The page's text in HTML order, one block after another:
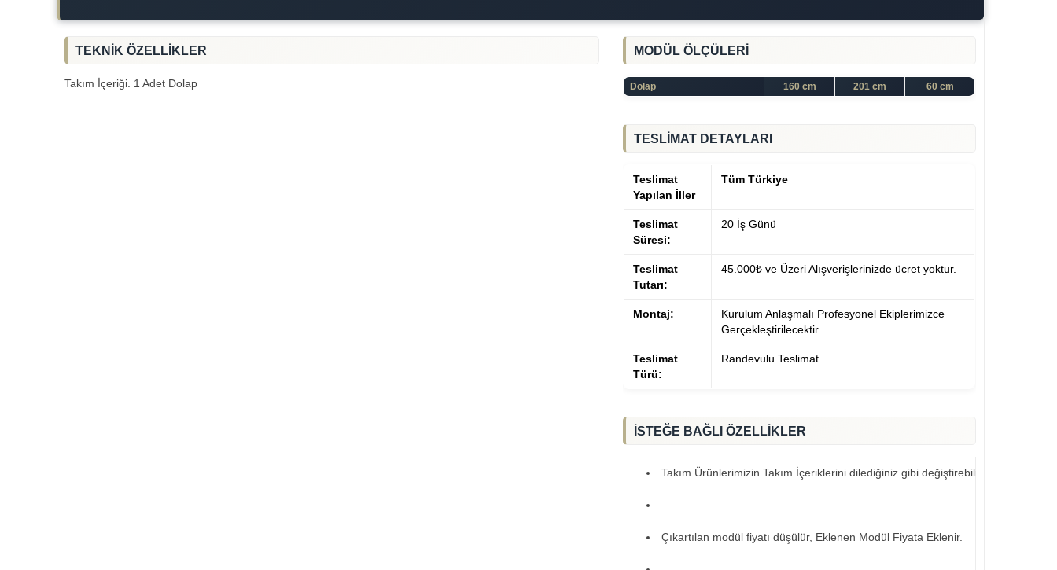
TEKNİK ÖZELLİKLER
Takım İçeriği. 1 Adet Dolap
MODÜL ÖLÇÜLERİ
Dolap 160 cm 201 cm 60 cm
TESLİMAT DETAYLARI
Teslimat
Yapılan İller
Tüm Türkiye
Teslimat
Süresi:
20 İş Günü
Teslimat
Tutarı:
45.000₺ ve Üzeri Alışverişlerinizde ücret yoktur.
Montaj:
Kurulum Anlaşmalı Profesyonel Ekiplerimizce
Gerçekleştirilecektir.
Teslimat
Türü:
Randevulu Teslimat
İSTEĞE BAĞLI ÖZELLİKLER
Takım Ürünlerimizin Takım İçeriklerini dilediğiniz gibi değiştirebilirsiniz..
Çıkartılan modül fiyatı düşülür, Eklenen Modül Fiyata Eklenir.